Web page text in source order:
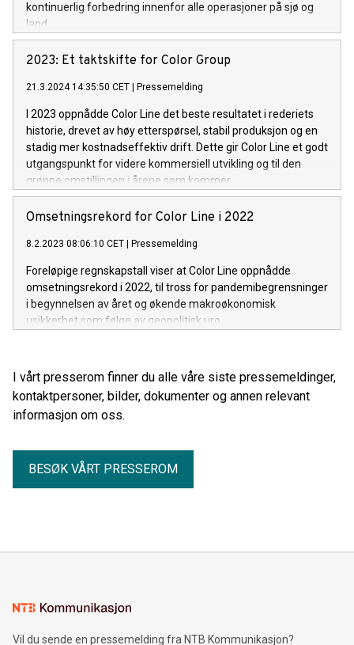
kontinuerlig forbedring innenfor alle operasjoner på sjø og
land.
2023: Et taktskifte for Color Group
21.3.2024 14:35:50 CET Pressemelding
I 2023 oppnådde Color Line det beste resultatet i rederiets
historie, drevet av høy etterspørsel, stabil produksjon og en
stadig mer kostnadseffektiv drift. Dette gir Color Line et godt
utgangspunkt for videre kommersiell utvikling og til den
grønne omstillingen i årene som kommer.
Omsetningsrekord for Color Line i 2022
8.2.2023 08:06:10 CET Pressemelding
Foreløpige regnskapstall viser at Color Line oppnådde
omsetningsrekord i 2022, til tross for pandemibegrensninger
i begynnelsen av året og økende makroøkonomisk
usikkerhet som følge av geopolitisk uro.
I vårt presserom finner du alle våre siste pressemeldinger,
kontaktpersoner, bilder, dokumenter og annen relevant
informasjon om oss.
BESØK VÅRT PRESSEROM
Vil du sende en pressemelding fra NTB Kommunikasjon?